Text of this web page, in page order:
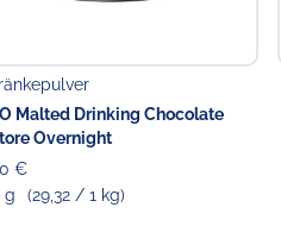
Malted Drinking Chocolate
Overnight
€
g
(29,32 / 1 kg)